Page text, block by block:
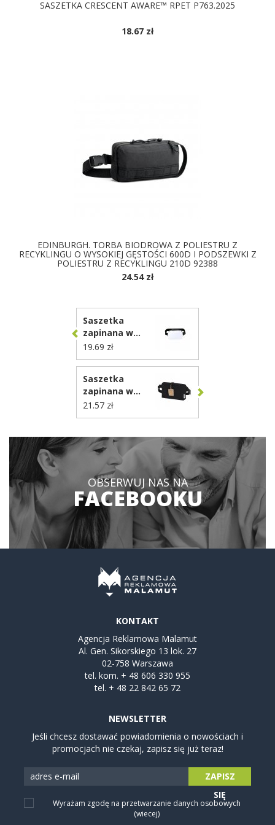
SASZETKA CRESCENT AWARE™ RPET P763.2025
18.67 zł
EDINBURGH. TORBA BIODROWA Z POLIESTRU Z
RECYKLINGU O WYSOKIEJ GĘSTOŚCI 600D I PODSZEWKI Z
POLIESTRU Z RECYKLINGU 210D 92388
24.54 zł
Saszetka
zapinana w
pasie VA386
19.69 zł
Saszetka
zapinana w
pasie z płótna z
recyklingu
21.57 zł
OBSERWUJ NAS NA
FACEBOOKU
KONTAKT
Agencja Reklamowa Malamut
Al. Gen. Sikorskiego 13 lok. 27
02-758 Warszawa
tel. kom. + 48 606 330 955
tel. + 48 22 842 65 72
NEWSLETTER
Jeśli chcesz dostawać powiadomienia o nowościach i
promocjach nie czekaj, zapisz się już teraz!
Wyrażam zgodę na przetwarzanie danych osobowych
(wiecej)
ZAPISZ
SIĘ